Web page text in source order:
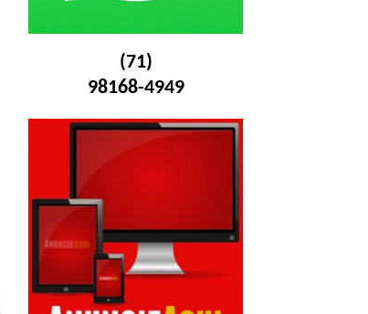
(71)
98168-4949